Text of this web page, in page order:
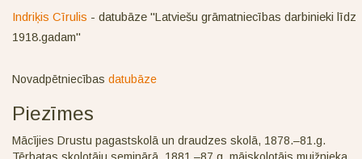
Indriķis Cīrulis - datubāze "Latviešu grāmatniecības darbinieki līdz
1918.gadam"
Novadpētniecības datubāze
Piezīmes
Mācījies Drustu pagastskolā un draudzes skolā, 1878.–81.g.